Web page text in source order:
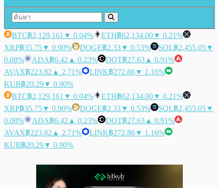
BTC฿2,129,161 ▼ 0.04% ETH฿62,134.00▼ 0.21%
XRP฿35.75▼ 0.90% DOGE฿2.33▼ 0.53% SOL฿2,455.05▼
0.08%
ADA฿6.42 ▲ 0.23% DOT฿27.63 ▲ 0.91%
AVAX฿223.82 ▲ 2.71% LINK฿272.86▼ 1.16%
KUB฿20.29▼ 0.90%
BTC฿2,129,161 ▼ 0.04% ETH฿62,134.00▼ 0.21%
XRP฿35.75▼ 0.90% DOGE฿2.33▼ 0.53% SOL฿2,455.05▼
0.08%
ADA฿6.42 ▲ 0.23% DOT฿27.63 ▲ 0.91%
AVAX฿223.82 ▲ 2.71% LINK฿272.86▼ 1.16%
KUB฿20.29▼ 0.90%